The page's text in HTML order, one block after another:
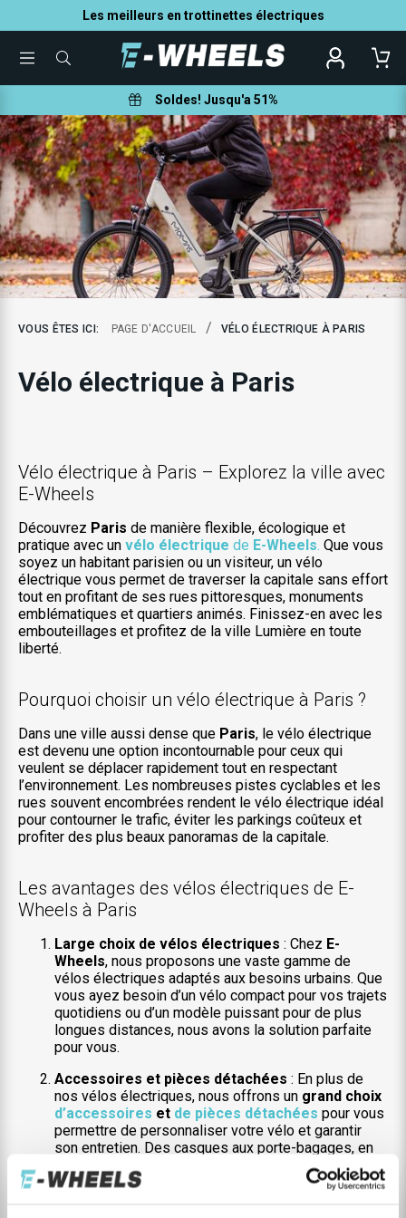
Les meilleurs en trottinettes électriques
TOGGLEQUE
NOUS
À
TROUVER
?
Soldes! Jusqu'a 51%
VOUS ÊTES ICI: PAGE D'ACCUEIL / VÉLO ÉLECTRIQUE À PARIS
Vélo électrique à Paris
Vélo électrique à Paris – Explorez la ville avec
E-Wheels
Découvrez Paris de manière flexible, écologique et
pratique avec un vélo électrique de E-Wheels. Que vous
soyez un habitant parisien ou un visiteur, un vélo
électrique vous permet de traverser la capitale sans effort
tout en profitant de ses rues pittoresques, monuments
emblématiques et quartiers animés. Finissez-en avec les
embouteillages et profitez de la ville Lumière en toute
liberté.
Pourquoi choisir un vélo électrique à Paris ?
Dans une ville aussi dense que Paris, le vélo électrique
est devenu une option incontournable pour ceux qui
veulent se déplacer rapidement tout en respectant
l’environnement. Les nombreuses pistes cyclables et les
rues souvent encombrées rendent le vélo électrique idéal
pour contourner le trafic, éviter les parkings coûteux et
profiter des plus beaux panoramas de la capitale.
Les avantages des vélos électriques de E-
Wheels à Paris
Large choix de vélos électriques : Chez E-
Wheels, nous proposons une vaste gamme de
vélos électriques adaptés aux besoins urbains. Que
vous ayez besoin d’un vélo compact pour vos trajets
quotidiens ou d’un modèle puissant pour de plus
longues distances, nous avons la solution parfaite
pour vous.
Accessoires et pièces détachées : En plus de
nos vélos électriques, nous offrons un grand choix
d’accessoires et de pièces détachées pour vous
permettre de personnaliser votre vélo et garantir
son entretien. Des casques aux porte-bagages, en
passant par des batteries supplémentaires ou des
pneus de rechange, tout ce dont vous avez besoin